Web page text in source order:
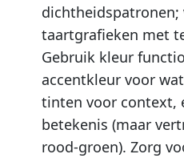
taartgrafieken met
Gebruik kleur
accentkleur voor
tinten voor context,
betekenis (maar
rood-groen). Zorg